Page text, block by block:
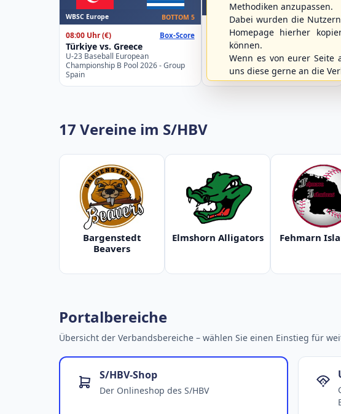
WBSC Europe BOTTOM 5
08:00 Uhr(€) Box-Score
Türkiye vs. Greece
U-23 Baseball European
Championship B Pool 2026 - Group
Spain
WBSC Europe
11:30 Uhr(€) Box-Score
Slovakia vs. Switzerland
U-23 Baseball European
Championship B Pool 2026 - Group
17 Vereine im S/HBV
Bargenstedt
Beavers
Elmshorn Alligators Fehmarn
Portalbereiche
Übersicht der Verbandsbereiche – wählen Sie einen Einstieg für
S/HBV-Shop
Der Onlineshop des S/HBV
Methodiken anzupassen.
Dabei wurden die
Homepage hierher
können.
Wenn es von eurer Seite
uns diese gerne an die